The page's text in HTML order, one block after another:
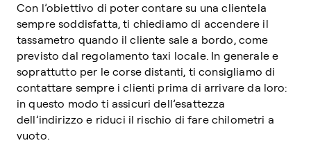
Con l’obiettivo di poter contare su una clientela
sempre soddisfatta, ti chiediamo di accendere il
tassametro quando il cliente sale a bordo, come
previsto dal regolamento taxi locale. In generale e
soprattutto per le corse distanti, ti consigliamo di
contattare sempre i clienti prima di arrivare da loro:
in questo modo ti assicuri dell’esattezza
dell’indirizzo e riduci il rischio di fare chilometri a
vuoto.